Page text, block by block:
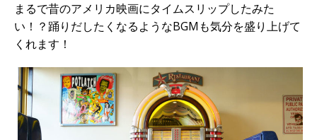
まるで昔のアメリカ映画にタイムスリップしたみた
い！？踊りだしたくなるようなBGMも気分を盛り上げて
くれます！